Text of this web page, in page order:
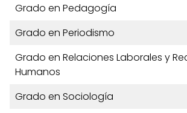
Grado en Pedagogía
Grado en Periodismo
Grado en Relaciones Laborales y
Humanos
Grado en Sociología